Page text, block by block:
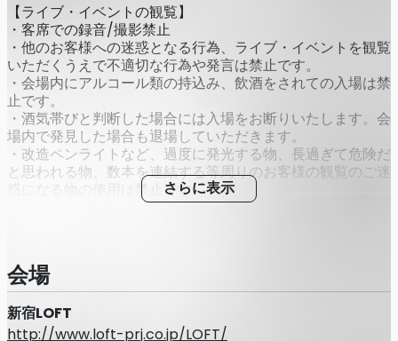
【ライブ・イベントの観覧】
・客席での録音/撮影禁止
・他のお客様への迷惑となる行為、ライブ・イベントを観覧
いただくうえで不適切な行為や発言は禁止です。
・会場内にアルコール類の持込み、飲酒をされての入場は禁
止です。
・酒気帯びと判断した場合には入場をお断りいたします。会
場内で発見した場合も退場していただきます。
・改造ペンライトなど、過度に発光する物、長過ぎて危険だ
と思われる物、数本を連結する等周りのお客様の観覧のご迷
惑になる物の使用は禁止です。
・全てのお客様にコンサートを安心してお楽しみ頂く為、過
りお声がけさせていただきます。
・その他、場内外では、係員の指示に従っていただきます。
万が一上記ルールが守られない場合は公演の中止、または退
場いただく場合もございます。
その際、チケット代などの返金対応は一切ございません。ま
さらに表示
会場
新宿LOFT
http://www.loft-prj.co.jp/LOFT/